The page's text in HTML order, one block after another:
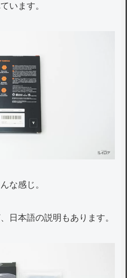
います。
な感じ。
日本語の説明もあります。